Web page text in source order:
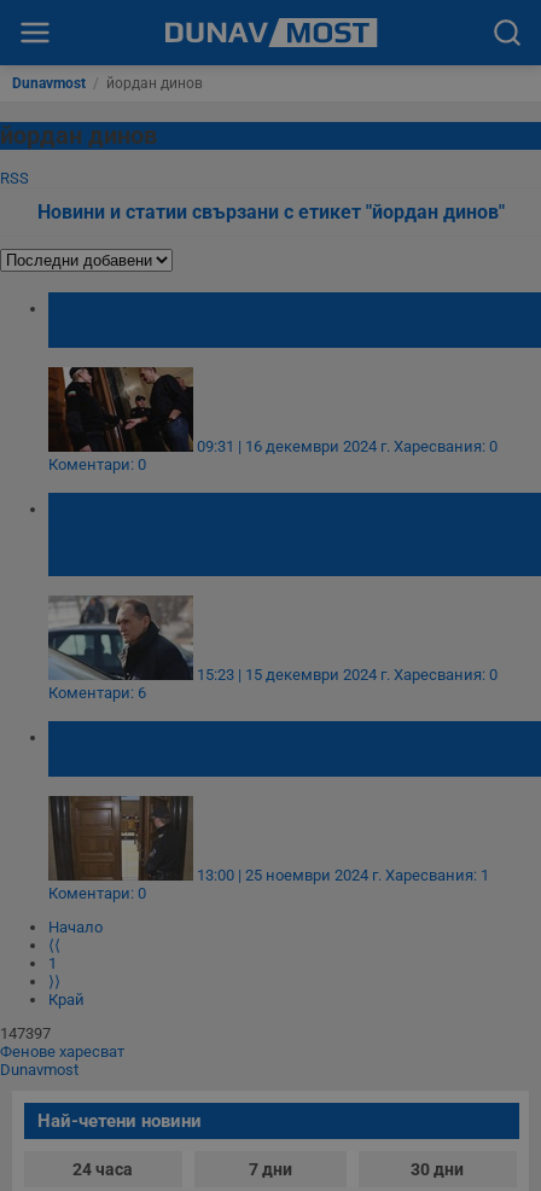
Dunavmost / йордан динов
йордан динов
RSS
Новини и статии свързани с етикет "йордан динов"
09:31 | 16 декември 2024 г. Харесвания: 0
Коментари: 0
15:23 | 15 декември 2024 г. Харесвания: 0
Коментари: 6
13:00 | 25 ноември 2024 г. Харесвания: 1
Коментари: 0
Начало
⟨⟨
1
⟩⟩
Край
147397
Фенове харесват
Dunavmost
Най-четени новини
24 часа 7 дни 30 дни